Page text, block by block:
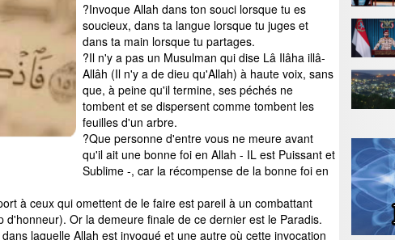
?Invoque Allah dans ton souci lorsque tu es
soucieux, dans ta langue lorsque tu juges et
dans ta main lorsque tu partages.
?Il n'y a pas un Musulman qui dise Lâ Ilâha illâ-
Allâh (Il n'y a de dieu qu'Allah) à haute voix, sans
que, à peine qu'il termine, ses péchés ne
tombent et se dispersent comme tombent les
feuilles d'un arbre.
?Que personne d'entre vous ne meure avant
qu'il ait une bonne foi en Allah - IL est Puissant et
Sublime -, car la récompense de la bonne foi en
à ceux qui omettent de le faire est pareil à un combattant
d'honneur). Or la demeure finale de ce dernier est le Paradis.
laquelle Allah est invoqué et une autre où cette invocation